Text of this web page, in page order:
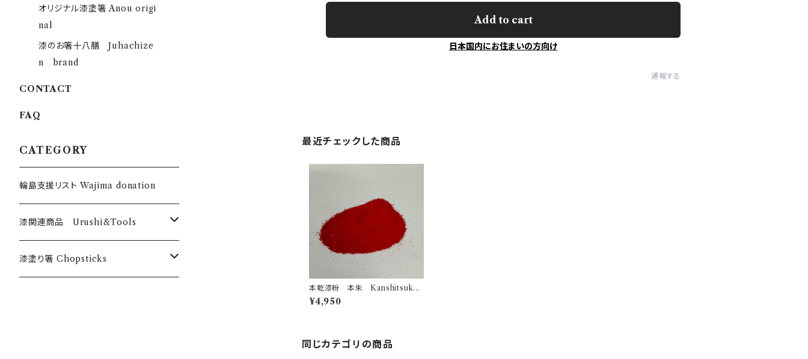
Add to cart
日本国内にお住まいの方向け
通報する
最近チェックした商品
本乾漆粉 本朱 Kanshitsuko
Urushi powder Red
¥4,950
同じカテゴリの商品
オリジナル漆塗箸 Anou origi
nal
漆のお箸十八膳 Juhachize
n brand
CONTACT
FAQ
CATEGORY
輪島支援リスト Wajima donation
漆関連商品 Urushi&Tools
漆 Urushi
漆塗り箸 Chopsticks